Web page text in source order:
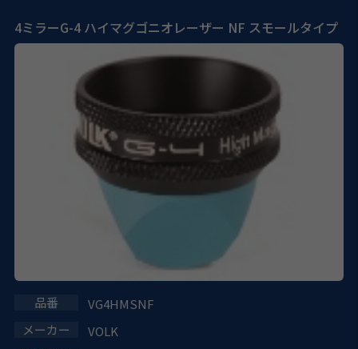
4ミラーG-4 ハイマグゴニオレーザー NF スモールタイプ
VG4HMSNF
VOLK